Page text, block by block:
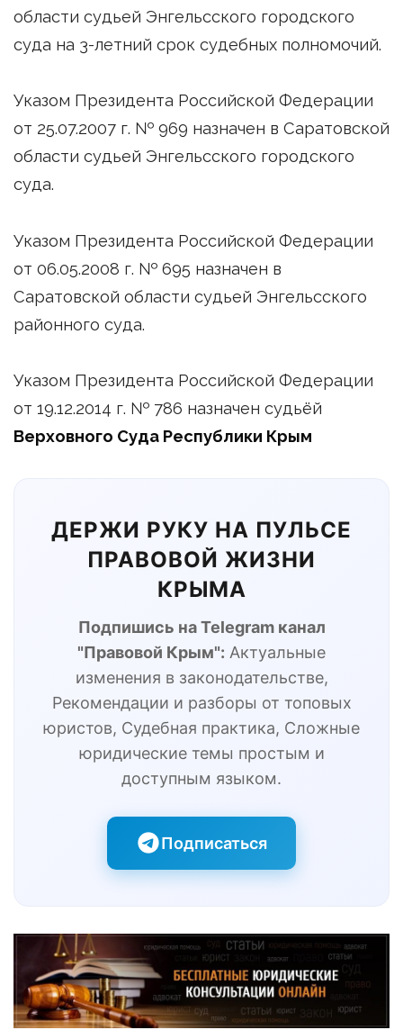
области судьей Энгельсского городского
суда на 3-летний срок судебных полномочий.
Указом Президента Российской Федерации
от 25.07.2007 г. № 969 назначен в Саратовской
области судьей Энгельсского городского
суда.
Указом Президента Российской Федерации
от 06.05.2008 г. № 695 назначен в
Саратовской области судьей Энгельсского
районного суда.
Указом Президента Российской Федерации
от 19.12.2014 г. № 786 назначен судьёй
Верховного Суда Республики Крым
ДЕРЖИ РУКУ НА ПУЛЬСЕ
ПРАВОВОЙ ЖИЗНИ
КРЫМА
Подпишись на Telegram канал
"Правовой Крым": Актуальные
изменения в законодательстве,
Рекомендации и разборы от топовых
юристов, Судебная практика, Сложные
юридические темы простым и
доступным языком.
Подписаться